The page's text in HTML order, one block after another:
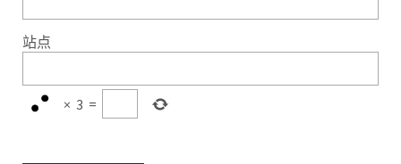
站点
× 3 =